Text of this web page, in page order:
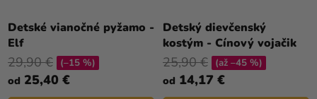
Detské vianočné pyžamo -
Elf
od 25,40 €
29,90 € (–15 %)
Detský dievčenský
kostým - Cínový vojačik
od 14,17 €
25,90 € (až –45 %)